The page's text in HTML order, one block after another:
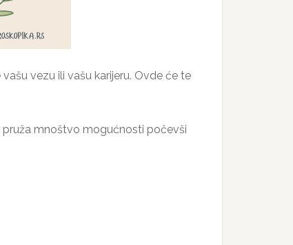
vezu ili vašu karijeru. Ovde će te
pruža mnoštvo mogućnosti počevši